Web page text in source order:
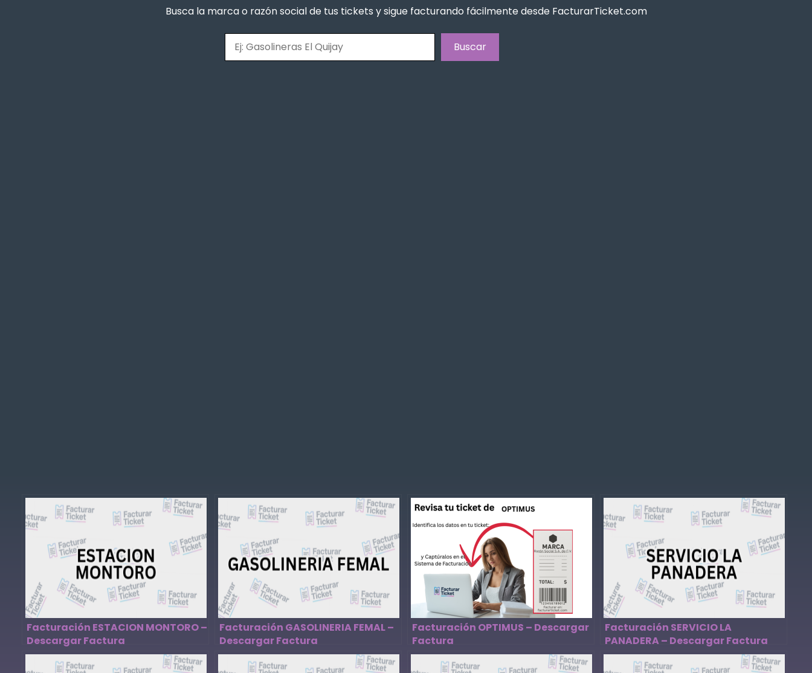
Busca la marca o razón social de tus tickets y sigue facturando fácilmente desde FacturarTicket.com
Buscar
Facturación ESTACION MONTORO –
Descargar Factura
Facturación GASOLINERIA FEMAL –
Descargar Factura
Facturación OPTIMUS – Descargar
Factura
Facturación SERVICIO LA
PANADERA – Descargar Factura